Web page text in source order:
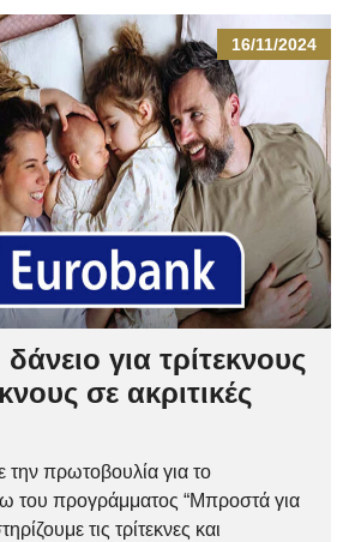
16/11/2024
για τρίτεκνους
σε ακριτικές
την πρωτοβουλία για το
του προγράμματος “Μπροστά για
τις τρίτεκνες και